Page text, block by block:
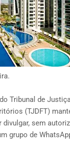
Tribunal de
(TJDFT)
sem
grupo de